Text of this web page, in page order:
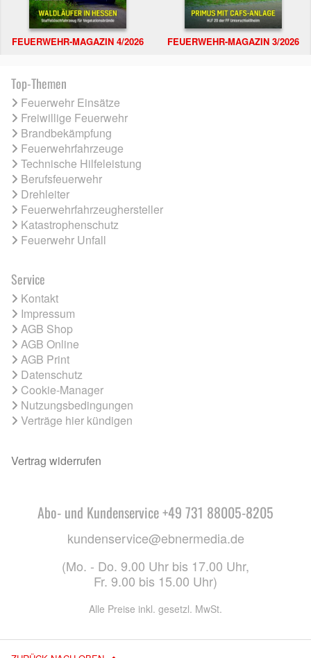
FEUERWEHR-MAGAZIN 4/2026 FEUERWEHR-MAGAZIN 3/2026
Top-Themen
Feuerwehr Einsätze
Freiwillige Feuerwehr
Brandbekämpfung
Feuerwehrfahrzeuge
Technische Hilfeleistung
Berufsfeuerwehr
Drehleiter
Feuerwehrfahrzeughersteller
Katastrophenschutz
Feuerwehr Unfall
Service
Kontakt
Impressum
AGB Shop
AGB Online
AGB Print
Datenschutz
Cookie-Manager
Nutzungsbedingungen
Verträge hier kündigen
Vertrag widerrufen
Abo- und Kundenservice +49 731 88005-8205
kundenservice@ebnermedia.de
(Mo. - Do. 9.00 Uhr bis 17.00 Uhr,
Fr. 9.00 bis 15.00 Uhr)
Alle Preise inkl. gesetzl. MwSt.